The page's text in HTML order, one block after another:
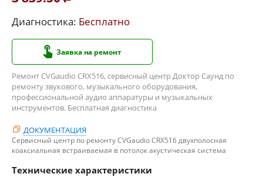
Диагностика: Бесплатно
Заявка на ремонт
Ремонт CVGaudio CRX516, сервисный центр Доктор Саунд по
ремонту звукового, музыкального оборудования,
профессиональной аудио аппаратуры и музыкальных
инструментов. Бесплатная диагностика
ДОКУМЕНТАЦИЯ
Сервисный центр по ремонту CVGaudio CRX516 двухполосная
коаксиальная встраиваемая в потолок акустическая система
Технические характеристики